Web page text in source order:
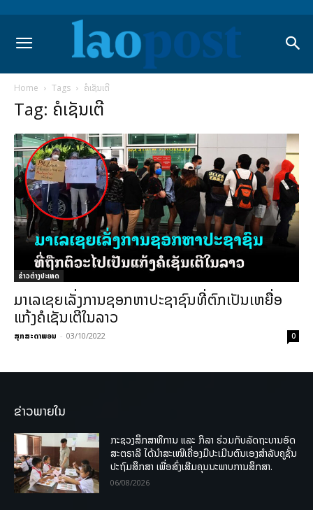
Home Tags ຄໍເຊັນເຕີ
Tag: ຄໍເຊັນເຕີ
ຂ່າວຕ່າງປະເທດ
ມາເລເຊຍເລັ່ງການຊອກຫາປະຊາຊົນທີ່ຕົກເປັນເຫຍື່ອ
ແກ້ງຄໍເຊັນເຕີໃນລາວ
ສຸກສະດາພອນ - 03/10/2022 0
ຂ່າວພາຍໃນ
ກະຊວງສຶກສາທິການ ແລະ ກິລາ ຮ່ວມກັບລັດຖະບານອົດ
ສະຕຣາລີ ໄດ້ນຳສະເໜີເຄື່ອງມືປະເມີນຕົນເອງສຳລັບຄູຊັ້ນ
ປະຖົມສຶກສາ ເພື່ອສົ່ງເສີມຄຸນນະພາບການສຶກສາ.
06/08/2026